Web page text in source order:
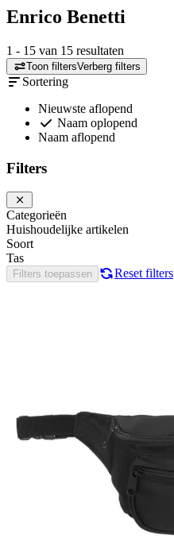
Enrico Benetti
1 - 15 van 15 resultaten
Toon filtersVerberg filters
Sortering
Nieuwste aflopend
Naam oplopend
Naam aflopend
Filters
Categorieën
Huishoudelijke artikelen
Soort
Tas
Filters toepassen Reset filters